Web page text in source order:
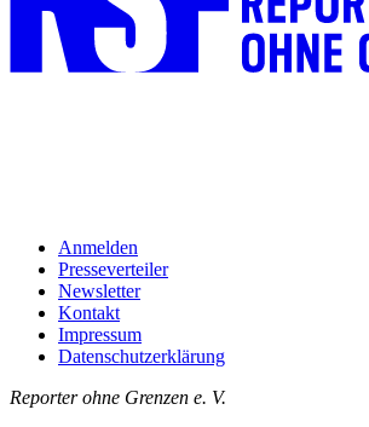
Anmelden
Presseverteiler
Newsletter
Kontakt
Impressum
Datenschutzerklärung
Reporter ohne Grenzen e. V.